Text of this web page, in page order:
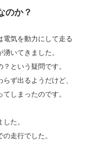
のか？
電気を動力にして走る
いてきました。
という疑問です。
ず出るようだけど、
しまったのです。
た。
走行でした。